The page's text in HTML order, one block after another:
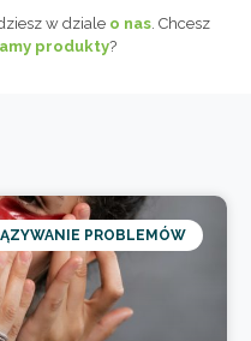
w dziale o nas . Chcesz
produkty?
PROBLEMÓW